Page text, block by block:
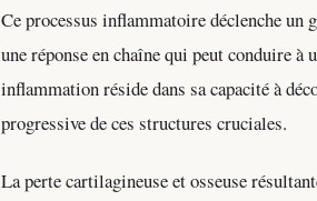
Ce processus inflammatoire déclenche
une réponse en chaîne qui peut conduire
inflammation réside dans sa capacité à
progressive de ces structures cruciales.
La perte cartilagineuse et osseuse